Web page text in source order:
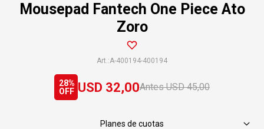
Mousepad Fantech One Piece Ato
Zoro
A-400194-400194
USD 32,00 USD 45,00
28
Planes de cuotas